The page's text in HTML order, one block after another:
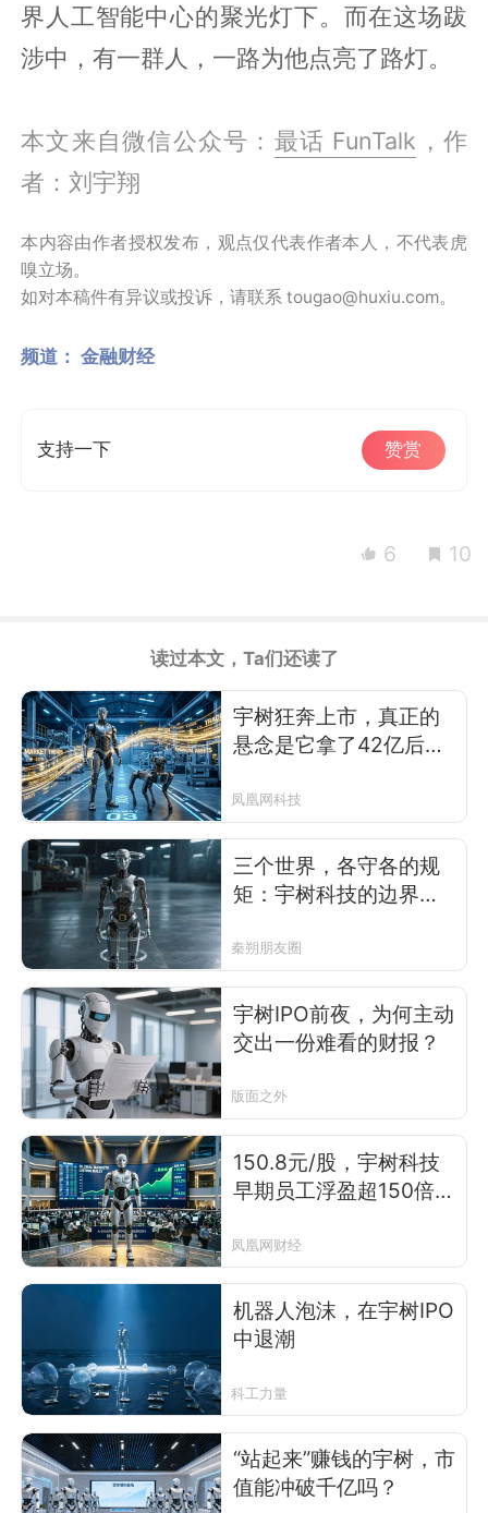
界人工智能中心的聚光灯下。而在这场跋
涉中，有一群人，一路为他点亮了路灯。
本文来自微信公众号： 最话 FunTalk ，作
者：刘宇翔
本内容由作者授权发布，观点仅代表作者本人，不代表虎
嗅立场。
如对本稿件有异议或投诉，请联系 tougao@huxiu.com。
频道： 金融财经
支持一下 赞赏
6 10
读过本文，Ta们还读了
宇树狂奔上市，真正的
悬念是它拿了42亿后要
凤凰网科技
三个世界，各守各的规
矩：宇树科技的边界突
秦朔朋友圈
宇树IPO前夜，为何主动
交出一份难看的财报？
版面之外
150.8元/股，宇树科技
早期员工浮盈超150倍，
诞生
凤凰网财经
机器人泡沫，在宇树IPO
中退潮
科工力量
“站起来”赚钱的宇树，市
值能冲破千亿吗？